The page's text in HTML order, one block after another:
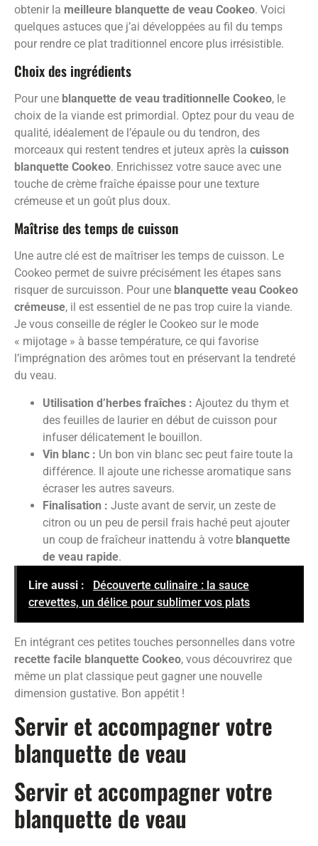
obtenir la meilleure blanquette de veau Cookeo. Voici
quelques astuces que j’ai développées au fil du temps
pour rendre ce plat traditionnel encore plus irrésistible.
Choix des ingrédients
Pour une blanquette de veau traditionnelle Cookeo, le
choix de la viande est primordial. Optez pour du veau de
qualité, idéalement de l’épaule ou du tendron, des
morceaux qui restent tendres et juteux après la cuisson
blanquette Cookeo. Enrichissez votre sauce avec une
touche de crème fraîche épaisse pour une texture
crémeuse et un goût plus doux.
Maîtrise des temps de cuisson
Une autre clé est de maîtriser les temps de cuisson. Le
Cookeo permet de suivre précisément les étapes sans
risquer de surcuisson. Pour une blanquette veau Cookeo
crémeuse, il est essentiel de ne pas trop cuire la viande.
Je vous conseille de régler le Cookeo sur le mode
« mijotage » à basse température, ce qui favorise
l’imprégnation des arômes tout en préservant la tendreté
du veau.
Utilisation d’herbes fraîches : Ajoutez du thym et
des feuilles de laurier en début de cuisson pour
infuser délicatement le bouillon.
Vin blanc : Un bon vin blanc sec peut faire toute la
différence. Il ajoute une richesse aromatique sans
écraser les autres saveurs.
Finalisation : Juste avant de servir, un zeste de
citron ou un peu de persil frais haché peut ajouter
un coup de fraîcheur inattendu à votre blanquette
de veau rapide.
Lire aussi :
Découverte culinaire : la sauce
crevettes, un délice pour sublimer vos plats
En intégrant ces petites touches personnelles dans votre
recette facile blanquette Cookeo, vous découvrirez que
même un plat classique peut gagner une nouvelle
dimension gustative. Bon appétit !
Servir et accompagner votre
blanquette de veau
Servir et accompagner votre
blanquette de veau